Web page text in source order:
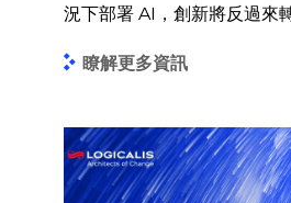
況下部署 AI，創新將反過來
瞭解更多資訊